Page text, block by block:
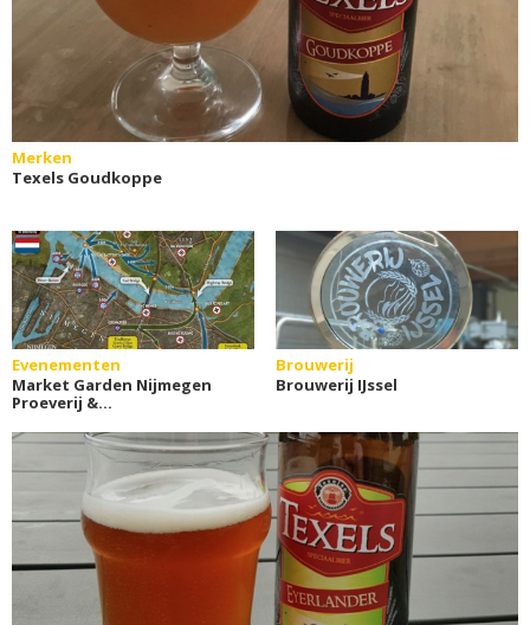
Merken
Texels Goudkoppe
Evenementen
Market Garden Nijmegen
Proeverij &
Brouwerij
Brouwerij IJssel